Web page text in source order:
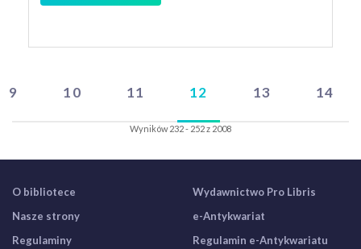
9 10 11 12 13 14
Wyników 232 - 252 z 2008
O bibliotece
Nasze strony
Regulaminy
Wydawnictwo Pro Libris
e-Antykwariat
Regulamin e-Antykwariatu